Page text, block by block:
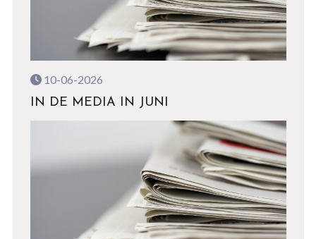
10-06-2026
IN DE MEDIA IN JUNI